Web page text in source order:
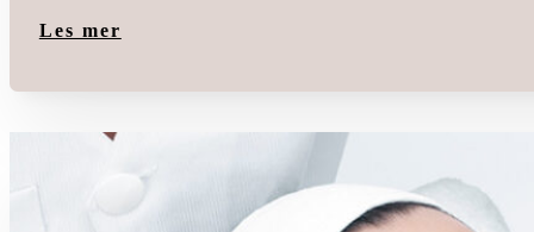
Les mer